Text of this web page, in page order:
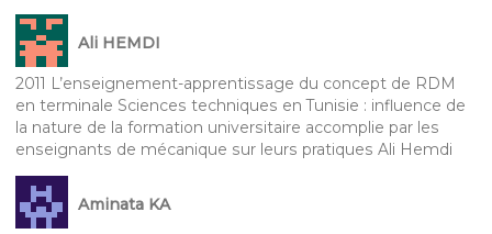
Ali HEMDI
2011 L’enseignement-apprentissage du concept de RDM
en terminale Sciences techniques en Tunisie : influence de
la nature de la formation universitaire accomplie par les
enseignants de mécanique sur leurs pratiques Ali Hemdi
Aminata KA